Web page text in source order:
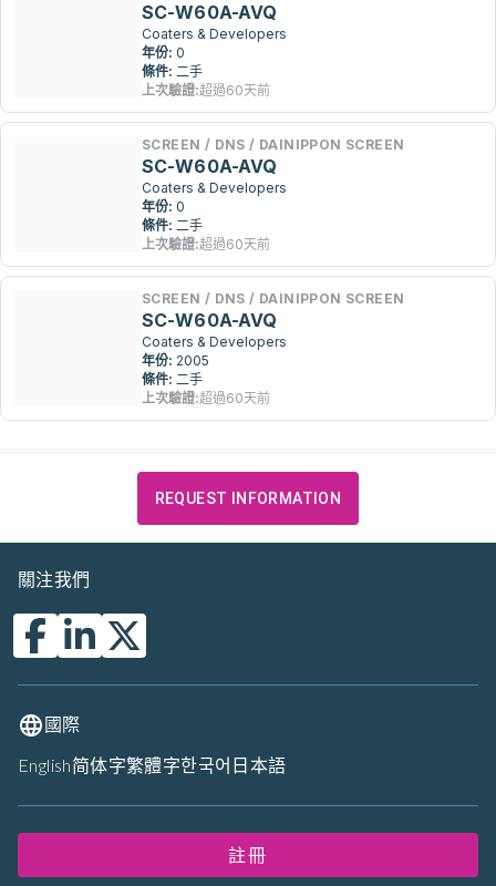
SC-W60A-AVQ
Coaters & Developers
年份: 0
條件: 二手
上次驗證:超過60天前
SCREEN / DNS / DAINIPPON SCREEN
SC-W60A-AVQ
Coaters & Developers
年份: 0
條件: 二手
上次驗證:超過60天前
SCREEN / DNS / DAINIPPON SCREEN
SC-W60A-AVQ
Coaters & Developers
年份: 2005
條件: 二手
上次驗證:超過60天前
REQUEST INFORMATION
關注我們
國際
English简体字繁體字한국어 日本語
註冊